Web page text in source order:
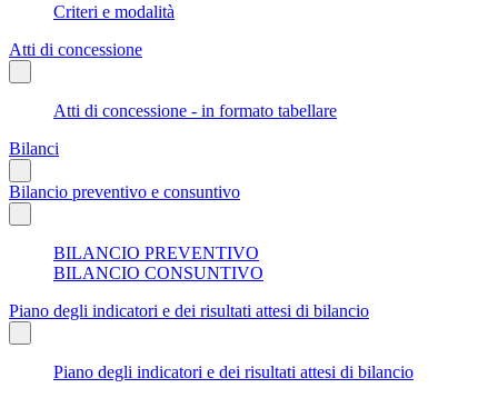
Criteri e modalità
Atti di concessione
Atti di concessione - in formato tabellare
Bilanci
Bilancio preventivo e consuntivo
BILANCIO PREVENTIVO
BILANCIO CONSUNTIVO
Piano degli indicatori e dei risultati attesi di bilancio
Piano degli indicatori e dei risultati attesi di bilancio